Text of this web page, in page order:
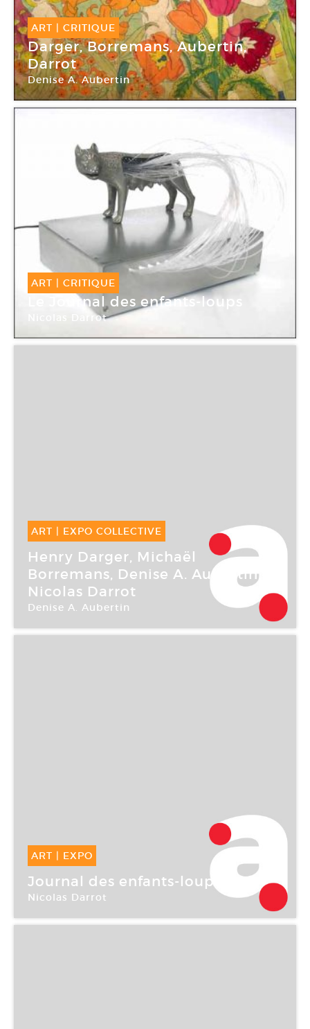
ART | CRITIQUE
Darger, Borremans, Aubertin,
Darrot
Denise A. Aubertin
La maison rouge
ART | CRITIQUE
Le Journal des enfants-loups
Nicolas Darrot
ART | EXPO COLLECTIVE
08 Juin -24 Sep 2006
Henry Darger, Michaël
Borremans, Denise A. Aubertin,
Nicolas Darrot
Denise A. Aubertin
ART | EXPO
17 Jan -25 Fév 2006
Journal des enfants-loups
Nicolas Darrot